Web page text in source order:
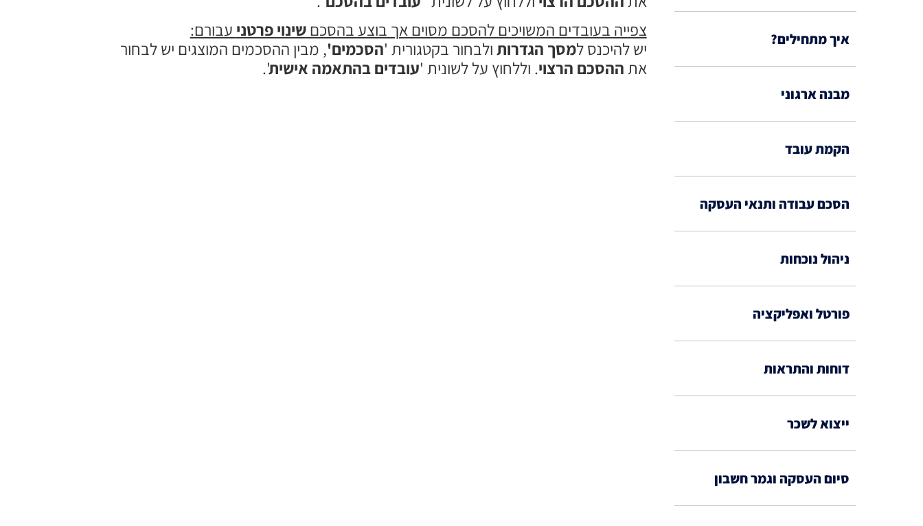
איך מתחילים?
מבנה ארגוני
הקמת עובד
הסכם עבודה ותנאי העסקה
ניהול נוכחות
פורטל ואפליקציה
דוחות והתראות
ייצוא לשכר
סיום העסקה וגמר חשבון
צפייה בעובדים המשויכים להסכם מסוים אך בוצע בהסכםשינוי פרטני עבורם:
יש להיכנס למסך הגדרותולבחור בקטגורית 'הסכמים', מבין ההסכמים המוצגים יש לבחור
אתההסכם הרצוי. וללחוץ על לשונית 'עובדים בהתאמה אישית'.